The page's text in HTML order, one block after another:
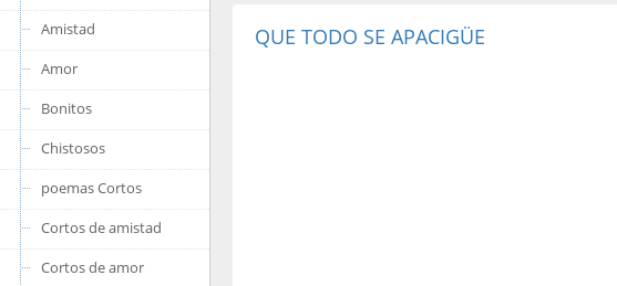
Amistad
Amor
Bonitos
Chistosos
poemas Cortos
Cortos de amistad
Cortos de amor
QUE TODO SE APACIGÜE